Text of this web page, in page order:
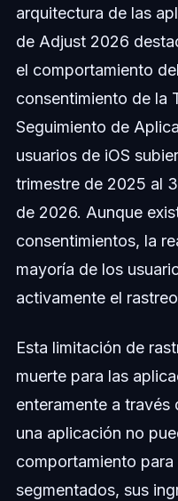
arquitectura de las
de Adjust 2026
el comportamiento
consentimiento de la
Seguimiento de
usuarios de iOS
trimestre de 2025 al
de 2026. Aunque
consentimientos, la
mayoría de los
activamente el
Esta limitación de
muerte para las
enteramente a través
una aplicación no
comportamiento
segmentados, sus